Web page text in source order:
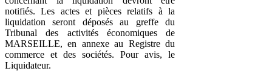
notifiés. Les actes et pièces relatifs à la
liquidation seront déposés au greffe du
Tribunal des activités économiques de
MARSEILLE, en annexe au Registre du
commerce et des sociétés. Pour avis, le
Liquidateur.